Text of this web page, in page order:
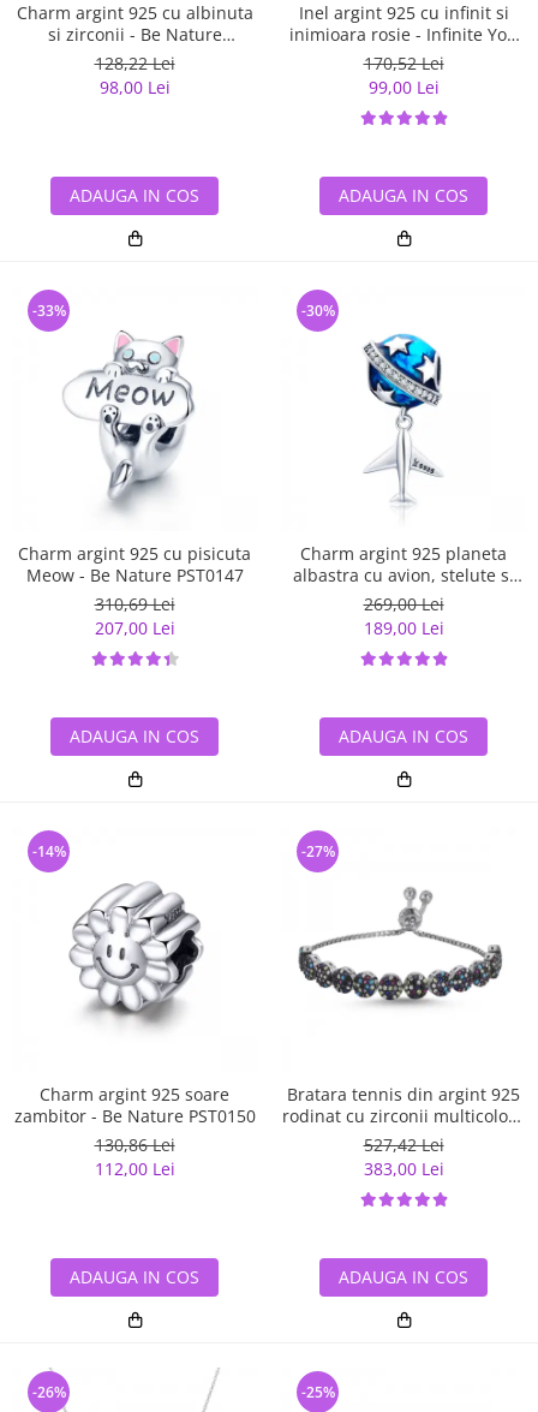
Charm argint 925 cu albinuta
si zirconii - Be Nature
PST0143
128,22 Lei
98,00 Lei
ADAUGA IN COS
Inel argint 925 cu infinit si
inimioara rosie - Infinite You
IST0062
170,52 Lei
99,00 Lei
ADAUGA IN COS
Charm argint 925 cu pisicuta
Meow - Be Nature PST0147
310,69 Lei
207,00 Lei
-33%
ADAUGA IN COS
Charm argint 925 planeta
albastra cu avion, stelute si
zirconii albe PST0149
269,00 Lei
189,00 Lei
-30%
ADAUGA IN COS
Charm argint 925 soare
zambitor - Be Nature PST0150
130,86 Lei
112,00 Lei
-14%
ADAUGA IN COS
Bratara tennis din argint 925
rodinat cu zirconii multicolore
- Be Elegant BTU0108
527,42 Lei
383,00 Lei
-27%
ADAUGA IN COS
-26% -25%